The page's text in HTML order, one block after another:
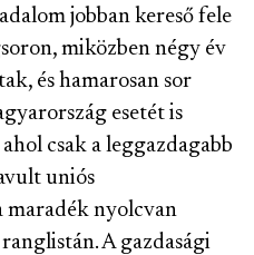
jobban kereső fele
miközben négy év
és hamarosan sor
esetét is
csak a leggazdagabb
uniós
maradék nyolcvan
A gazdasági